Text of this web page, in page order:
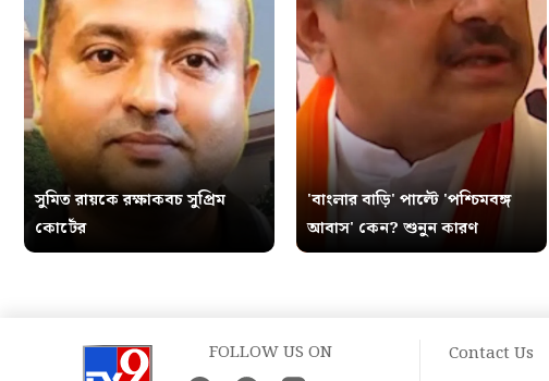
সুমিত রায়কে রক্ষাকবচ সুপ্রিম
কোর্টের
'বাংলার বাড়ি' পাল্টে 'পশ্চিমবঙ্গ
আবাস' কেন? শুনুন কারণ
FOLLOW US ON Contact Us